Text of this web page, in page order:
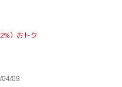
）おトク
04/09